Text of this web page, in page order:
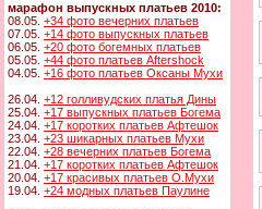
марафон выпускных платьев 2010:
08.05. +34 фото вечерних платьев
07.05. +14 фото выпускных платьев
06.05. +20 фото богемных платьев
05.05. +44 фото платьев Aftershock
04.05. +16 фото платьев Оксаны Мухи
26.04. +12 голливудских платья Дины
25.04. +17 выпускных платьев Богема
24.04. +17 коротких платьев Афтешок
23.04. +23 шикарных платьев Мухи
22.04. +28 вечерних платьев Богема
21.04. +17 коротких платьев Афтешок
20.04. +17 красивых платьев О.Мухи
19.04. +24 модных платьев Паулине